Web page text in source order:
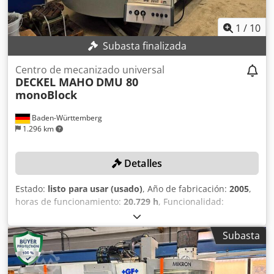
desmontaje, el transporte y la carga en su camión.
1 / 10
Subasta finalizada
Baden-Württemberg
1.296 km
Centro de mecanizado universal
DECKEL MAHO DMU 80
monoBlock
Detalles
Estado: listo para usar (usado), Año de fabricación: 2005,
horas de funcionamiento: 20.729 h, Funcionalidad:
, recorrido eje X:
del eje Y:630 mm, recorrido del eje Z:630 mm, modelo de
controlador:Heidenhain iTNC 530, velocidad de giro
(máx.):18.000 rpm, DETALLES TÉCNICOS Recorrido del eje
X: 980 mm Recorrido del eje Y: 630 mm Recorrido del eje Z:
Subasta